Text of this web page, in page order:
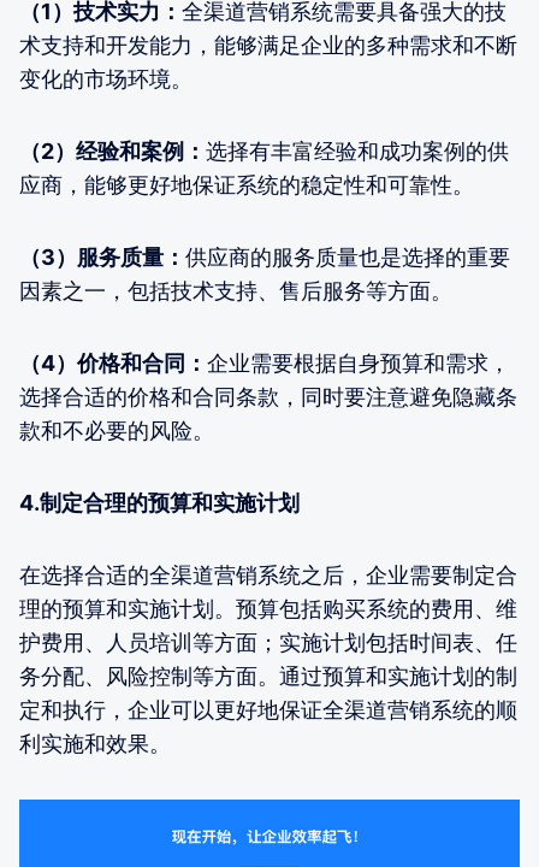
（1）技术实力： 全渠道营销系统需要具备强大的技
术支持和开发能力，能够满足企业的多种需求和不断
变化的市场环境。
（2）经验和案例： 选择有丰富经验和成功案例的供
应商，能够更好地保证系统的稳定性和可靠性。
（3）服务质量： 供应商的服务质量也是选择的重要
因素之一，包括技术支持、售后服务等方面。
（4）价格和合同： 企业需要根据自身预算和需求，
选择合适的价格和合同条款，同时要注意避免隐藏条
款和不必要的风险。
4.制定合理的预算和实施计划
在选择合适的全渠道营销系统之后，企业需要制定合
理的预算和实施计划。预算包括购买系统的费用、维
护费用、人员培训等方面；实施计划包括时间表、任
务分配、风险控制等方面。通过预算和实施计划的制
定和执行，企业可以更好地保证全渠道营销系统的顺
利实施和效果。